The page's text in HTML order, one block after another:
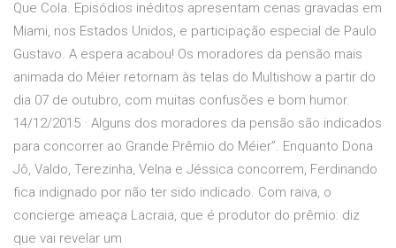
Que Cola. Episódios inéditos apresentam cenas gravadas em
Miami, nos Estados Unidos, e participação especial de Paulo
Gustavo. A espera acabou! Os moradores da pensão mais
animada do Méier retornam às telas do Multishow a partir do
dia 07 de outubro, com muitas confusões e bom humor.
14/12/2015 · Alguns dos moradores da pensão são indicados
para concorrer ao Grande Prêmio do Méier”. Enquanto Dona
Jô, Valdo, Terezinha, Velna e Jéssica concorrem, Ferdinando
fica indignado por não ter sido indicado. Com raiva, o
concierge ameaça Lacraia, que é produtor do prêmio: diz
que vai revelar um